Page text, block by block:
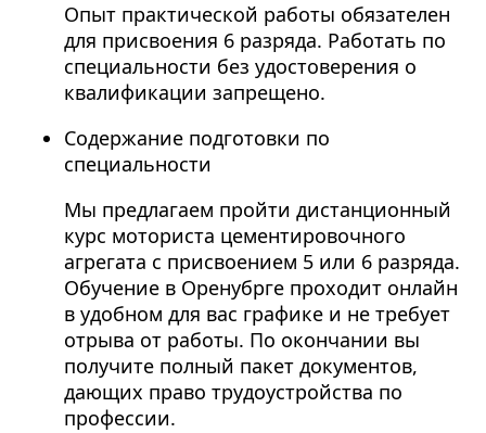
Опыт практической работы обязателен
для присвоения 6 разряда. Работать по
специальности без удостоверения о
квалификации запрещено.
Содержание подготовки по
специальности
Мы предлагаем пройти дистанционный
курс моториста цементировочного
агрегата с присвоением 5 или 6 разряда.
Обучение в Оренубрге проходит онлайн
в удобном для вас графике и не требует
отрыва от работы. По окончании вы
получите полный пакет документов,
дающих право трудоустройства по
профессии.